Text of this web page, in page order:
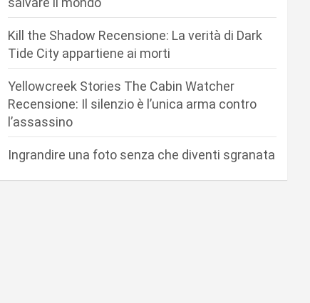
Kill the Shadow Recensione: La verità di Dark
Tide City appartiene ai morti
Yellowcreek Stories The Cabin Watcher
Recensione: Il silenzio è l’unica arma contro
l’assassino
Ingrandire una foto senza che diventi sgranata